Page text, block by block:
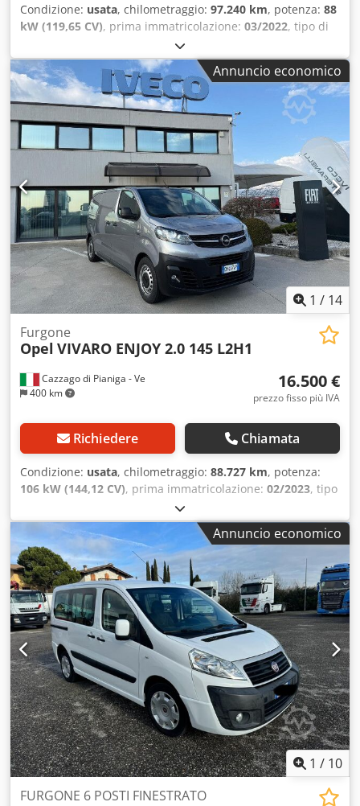
Condizione: usata, chilometraggio: 97.240 km, potenza: 88
kW (119,65 CV), prima immatricolazione: 03/2022, tipo di
, peso complessivo:
bianco, tipo di ingranaggio:meccanico, Peso totale
ammissibile: 2800kg, Veicolo disponibile presso la ns. sede
a Pradamano (UD) Per informazioni e foto: Giulio
Desenibus Telefono - 0432.409212 Cell Whatsapp -
366.6069108 Davide Tonino Telefono - 0432.409209 Cell
Whatsapp - 338.6218473 Crjdpfx Afjxbu R Rshof
Annuncio economico
1 / 14
Cazzago di Pianiga - Ve
400 km
Furgone
Opel VIVARO ENJOY 2.0 145 L2H1
16.500 €
prezzo fisso più IVA
Richiedere Chiamata
Condizione: usata, chilometraggio: 88.727 km, potenza:
106 kW (144,12 CV), prima immatricolazione: 02/2023, tipo
, peso complessivo:
grigio, tipo di ingranaggio:meccanico, Peso totale
ammissibile: 1102kg, Veicolo disponibile presso la ns. sede
a Pradamano (UD) Per informazioni e foto: Giulio
Desenibus Telefono - 0432.409212 Cell Whatsapp -
366.6069108 Davide Tonino Telefono - 0432.409209 Cell
Whatsapp - 338.6218473 Cedpfoyt Uawox Afhjrf
Annuncio economico
1 / 10
FURGONE 6 POSTI FINESTRATO